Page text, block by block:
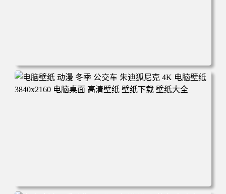
电脑壁纸 完美世界 荒天帝石昊 4K高清动漫壁纸 电脑桌面
高清壁纸 壁纸下载 壁纸大全